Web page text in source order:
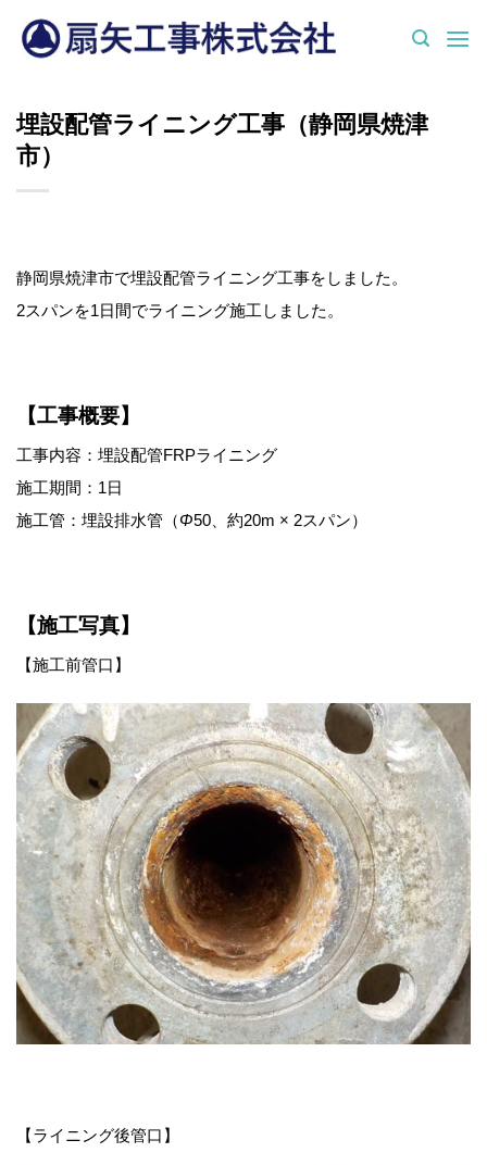
埋設配管ライニング工事（静岡県焼津
市）
静岡県焼津市で埋設配管ライニング工事をしました。
2スパンを1日間でライニング施工しました。
【工事概要】
工事内容：埋設配管FRPライニング
施工期間：1日
施工管：埋設排水管（Φ50、約20m × 2スパン）
【施工写真】
【施工前管口】
【ライニング後管口】